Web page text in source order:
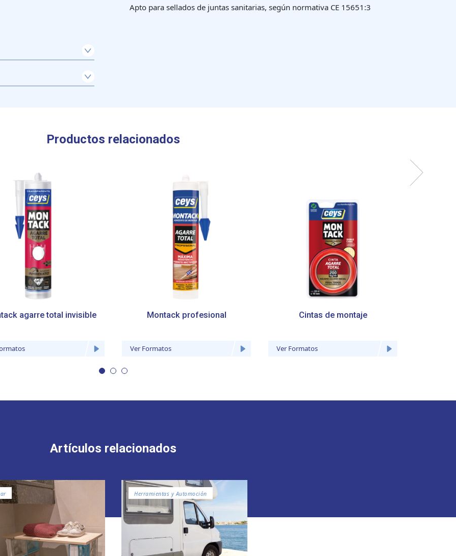
Apto para sellados de juntas sanitarias, según normativa CE 15651:3
Productos relacionados
agarre total invisible Montack profesional
Ver Formatos
Cintas de montaje
Ver Formatos
Artículos relacionados
Herramientas y Automoción